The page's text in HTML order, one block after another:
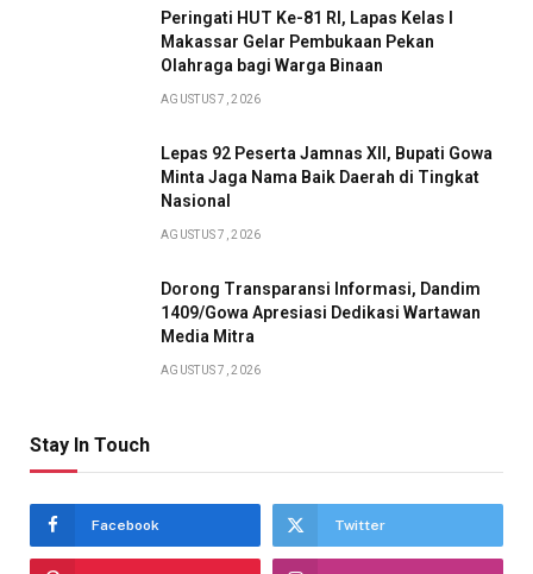
Peringati HUT Ke-81 RI, Lapas Kelas I
Makassar Gelar Pembukaan Pekan
Olahraga bagi Warga Binaan
AGUSTUS 7, 2026
Lepas 92 Peserta Jamnas XII, Bupati Gowa
Minta Jaga Nama Baik Daerah di Tingkat
Nasional
AGUSTUS 7, 2026
Dorong Transparansi Informasi, Dandim
1409/Gowa Apresiasi Dedikasi Wartawan
Media Mitra
AGUSTUS 7, 2026
Stay In Touch
Facebook Twitter